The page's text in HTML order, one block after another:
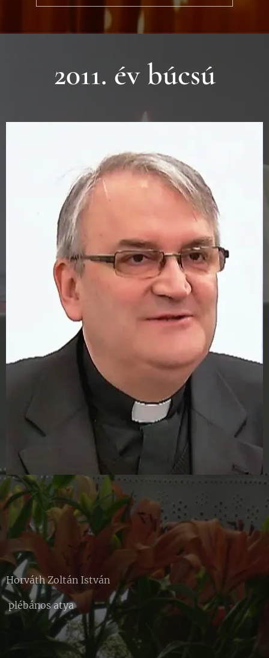
2011. év búcsú
Horváth Zoltán István
plébános atya